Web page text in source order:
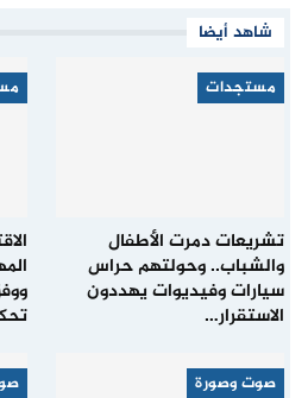
شاهد أيضا
مستجدات
تشريعات دمرت الأطفال
والشباب.. وحولتهم حراس
سيارات وفيديوات يهددون
الاستقرار…
صوت وصورة